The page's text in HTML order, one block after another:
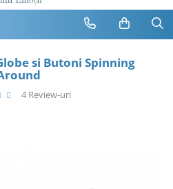
si Butoni Spinning
4 Review-uri